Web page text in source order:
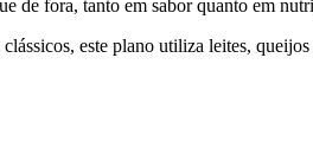
de fora, tanto em sabor quanto em
este plano utiliza leites,